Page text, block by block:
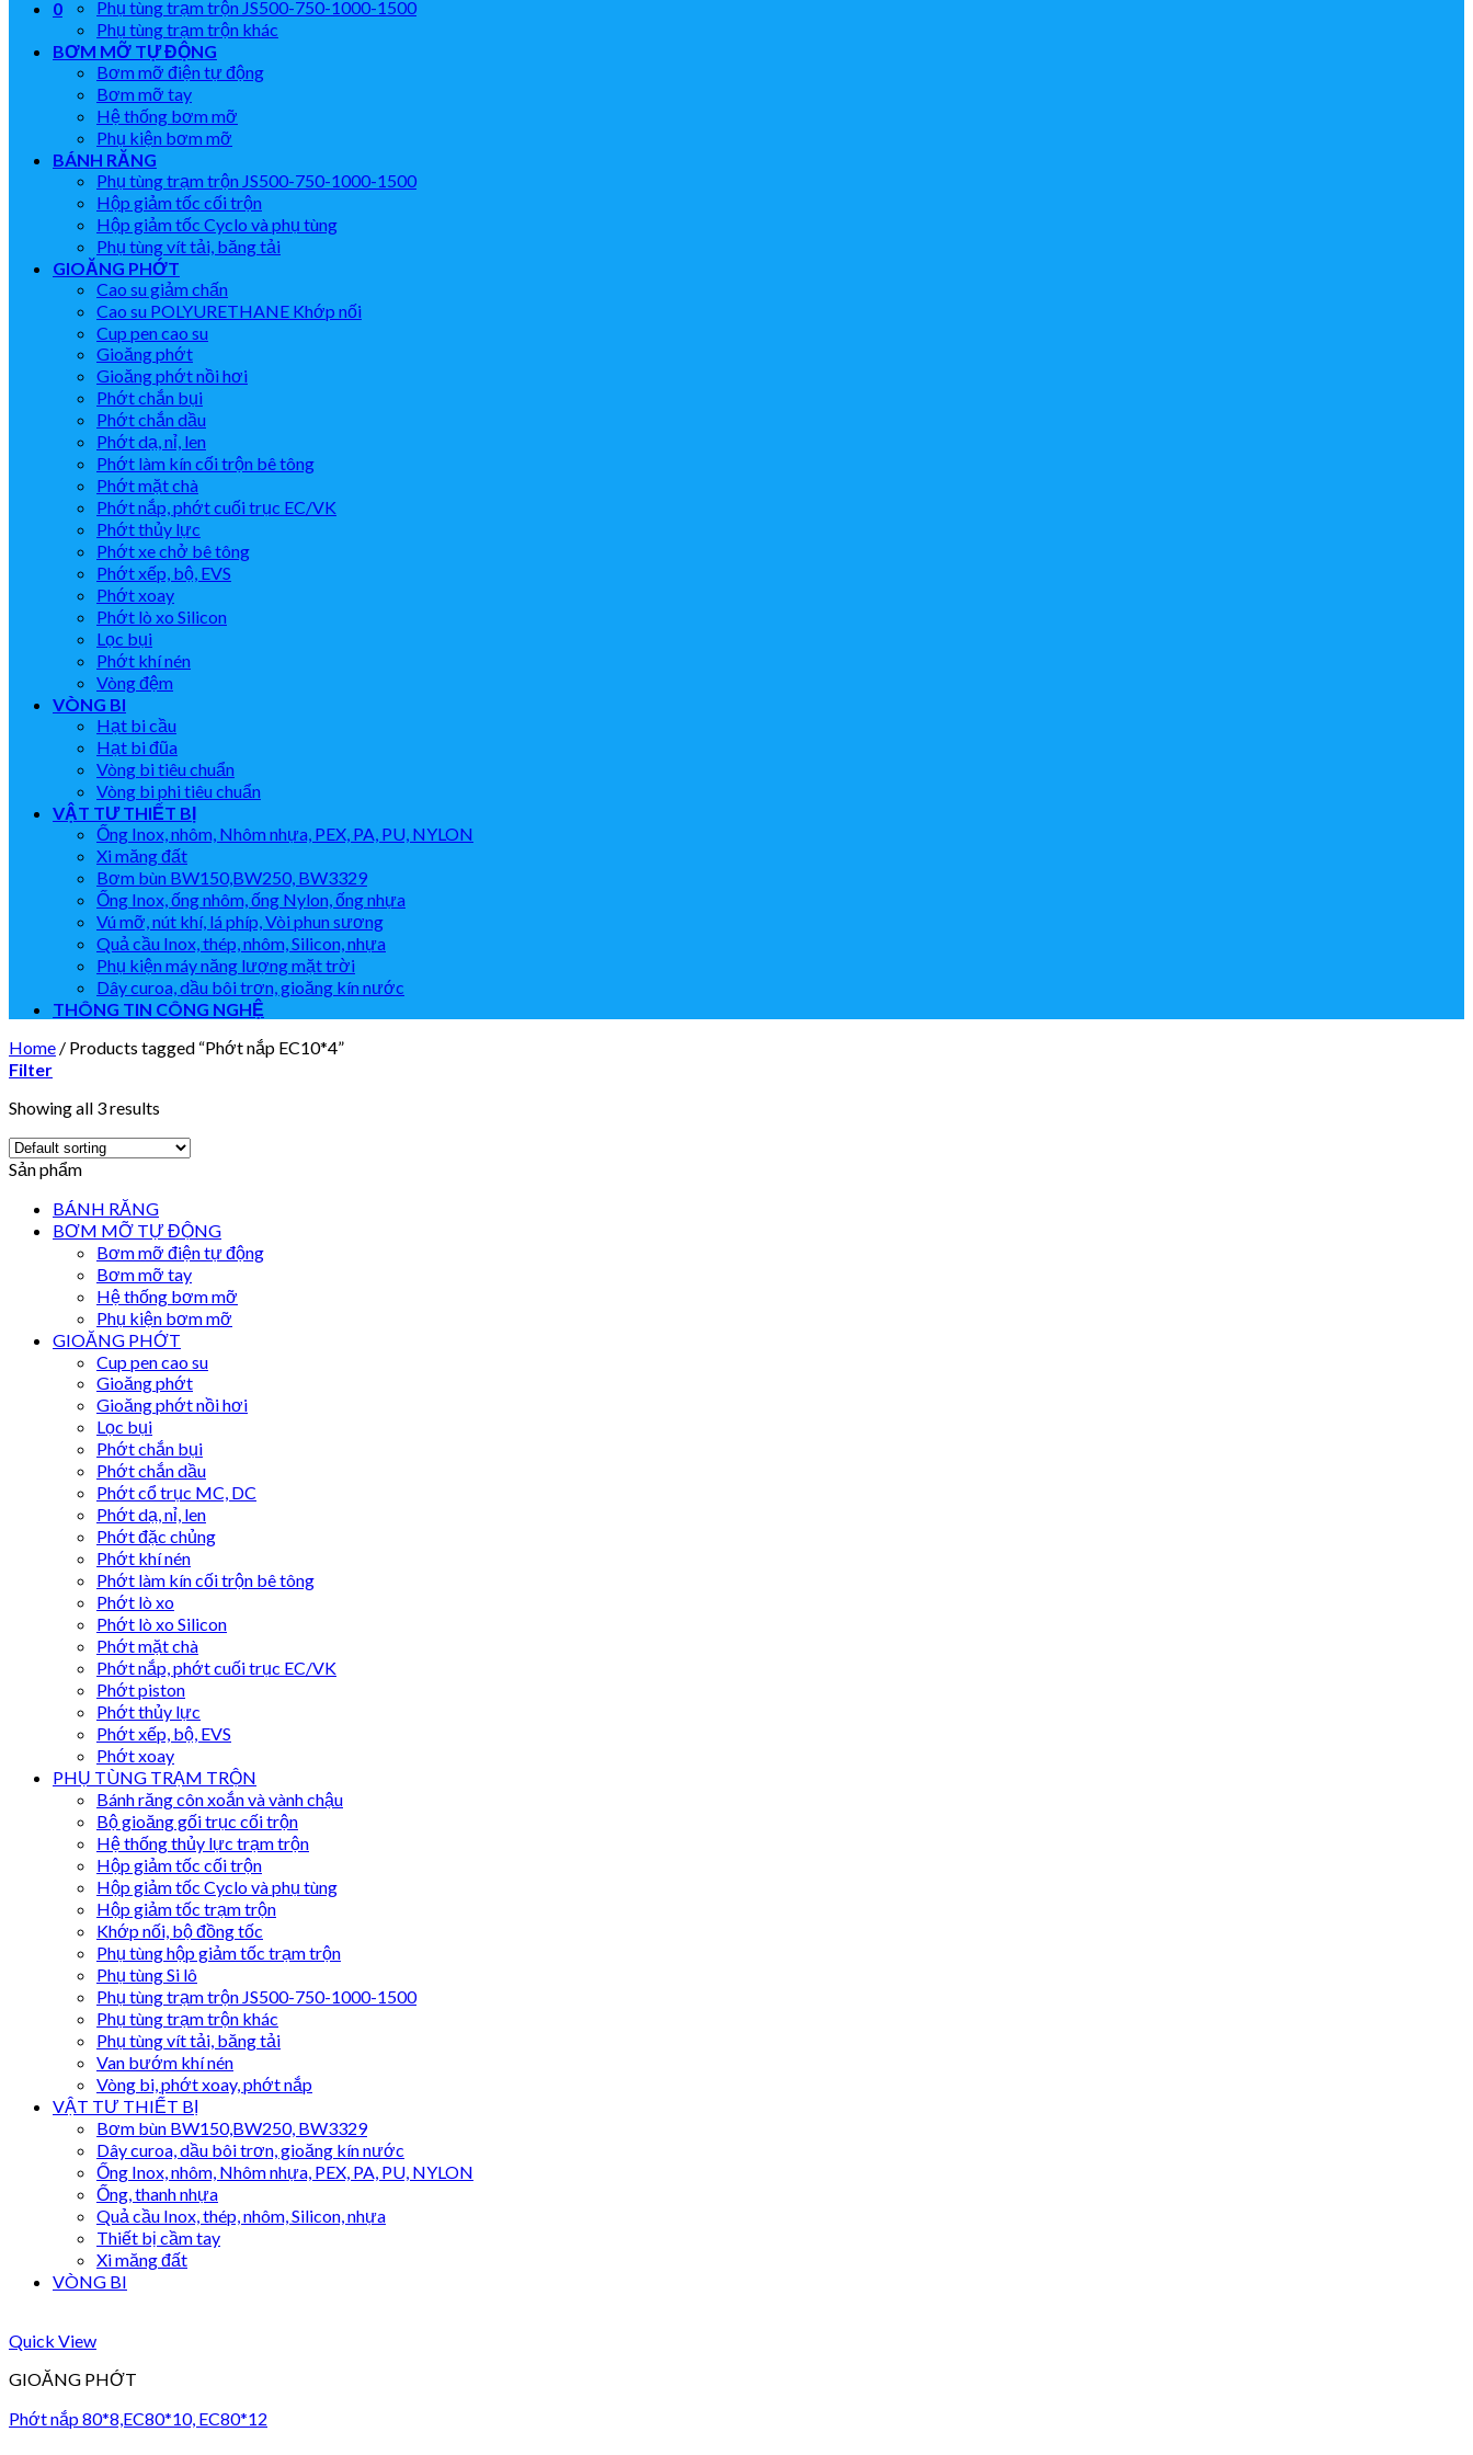
0
Phụ tùng trạm trộn JS500-750-1000-1500
Phụ tùng trạm trộn khác
BƠM MỠ TỰ ĐỘNG
Bơm mỡ điện tự động
Bơm mỡ tay
Hệ thống bơm mỡ
Phụ kiện bơm mỡ
BÁNH RĂNG
Phụ tùng trạm trộn JS500-750-1000-1500
Hộp giảm tốc cối trộn
Hộp giảm tốc Cyclo và phụ tùng
Phụ tùng vít tải, băng tải
GIOĂNG PHỚT
Cao su giảm chấn
Cao su POLYURETHANE Khớp nối
Cup pen cao su
Gioăng phớt
Gioăng phớt nồi hơi
Phớt chắn bụi
Phớt chắn dầu
Phớt dạ, nỉ, len
Phớt làm kín cối trộn bê tông
Phớt mặt chà
Phớt nắp, phớt cuối trục EC/VK
Phớt thủy lực
Phớt xe chở bê tông
Phớt xếp, bộ, EVS
Phớt xoay
Phớt lò xo Silicon
Lọc bụi
Phớt khí nén
Vòng đệm
VÒNG BI
Hạt bi cầu
Hạt bi đũa
Vòng bi tiêu chuẩn
Vòng bi phi tiêu chuẩn
VẬT TƯ THIẾT BỊ
Ống Inox, nhôm, Nhôm nhựa, PEX, PA, PU, NYLON
Xi măng đất
Bơm bùn BW150,BW250, BW3329
Ống Inox, ống nhôm, ống Nylon, ống nhựa
Vú mỡ, nút khí, lá phíp, Vòi phun sương
Quả cầu Inox, thép, nhôm, Silicon, nhựa
Phụ kiện máy năng lượng mặt trời
Dây curoa, dầu bôi trơn, gioăng kín nước
THÔNG TIN CÔNG NGHỆ
Home / Products tagged “Phớt nắp EC10*4”
Filter
Showing all 3 results
Sản phẩm
BÁNH RĂNG
BƠM MỠ TỰ ĐỘNG
Bơm mỡ điện tự động
Bơm mỡ tay
Hệ thống bơm mỡ
Phụ kiện bơm mỡ
GIOĂNG PHỚT
Cup pen cao su
Gioăng phớt
Gioăng phớt nồi hơi
Lọc bụi
Phớt chắn bụi
Phớt chắn dầu
Phớt cổ trục MC, DC
Phớt dạ, nỉ, len
Phớt đặc chủng
Phớt khí nén
Phớt làm kín cối trộn bê tông
Phớt lò xo
Phớt lò xo Silicon
Phớt mặt chà
Phớt nắp, phớt cuối trục EC/VK
Phớt piston
Phớt thủy lực
Phớt xếp, bộ, EVS
Phớt xoay
PHỤ TÙNG TRẠM TRỘN
Bánh răng côn xoắn và vành chậu
Bộ gioăng gối trục cối trộn
Hệ thống thủy lực trạm trộn
Hộp giảm tốc cối trộn
Hộp giảm tốc Cyclo và phụ tùng
Hộp giảm tốc trạm trộn
Khớp nối, bộ đồng tốc
Phụ tùng hộp giảm tốc trạm trộn
Phụ tùng Si lô
Phụ tùng trạm trộn JS500-750-1000-1500
Phụ tùng trạm trộn khác
Phụ tùng vít tải, băng tải
Van bướm khí nén
Vòng bi, phớt xoay, phớt nắp
VẬT TƯ THIẾT BỊ
Bơm bùn BW150,BW250, BW3329
Dây curoa, dầu bôi trơn, gioăng kín nước
Ống Inox, nhôm, Nhôm nhựa, PEX, PA, PU, NYLON
Ống, thanh nhựa
Quả cầu Inox, thép, nhôm, Silicon, nhựa
Thiết bị cầm tay
Xi măng đất
VÒNG BI
Quick View
GIOĂNG PHỚT
Phớt nắp 80*8,EC80*10, EC80*12